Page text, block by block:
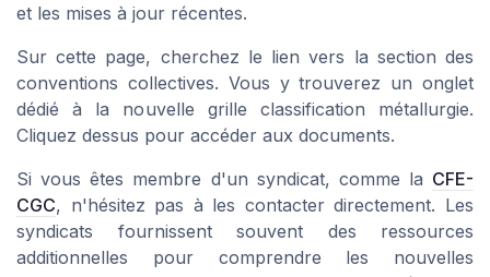
et les mises à jour récentes.
Sur cette page, cherchez le lien vers la section des
conventions collectives. Vous y trouverez un onglet
dédié à la nouvelle grille classification métallurgie.
Cliquez dessus pour accéder aux documents.
Si vous êtes membre d'un syndicat, comme la CFE-
CGC, n'hésitez pas à les contacter directement. Les
syndicats fournissent souvent des ressources
additionnelles pour comprendre les nouvelles